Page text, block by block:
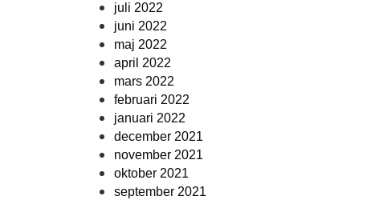
juli 2022
juni 2022
maj 2022
april 2022
mars 2022
februari 2022
januari 2022
december 2021
november 2021
oktober 2021
september 2021